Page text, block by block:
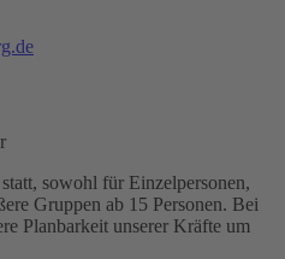
sowohl für Einzelpersonen,
Gruppen ab 15 Personen. Bei
Planbarkeit unserer Kräfte um